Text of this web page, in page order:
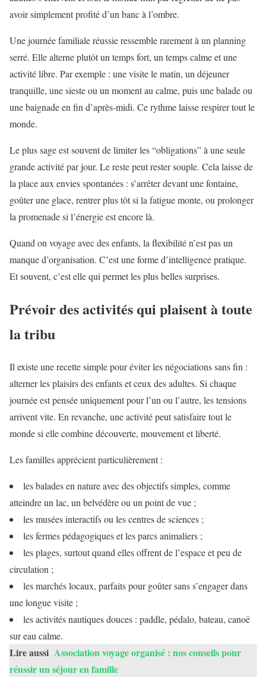
avoir simplement profité d’un banc à l’ombre.
Une journée familiale réussie ressemble rarement à un planning
serré. Elle alterne plutôt un temps fort, un temps calme et une
activité libre. Par exemple : une visite le matin, un déjeuner
tranquille, une sieste ou un moment au calme, puis une balade ou
une baignade en fin d’après-midi. Ce rythme laisse respirer tout le
monde.
Le plus sage est souvent de limiter les “obligations” à une seule
grande activité par jour. Le reste peut rester souple. Cela laisse de
la place aux envies spontanées : s’arrêter devant une fontaine,
goûter une glace, rentrer plus tôt si la fatigue monte, ou prolonger
la promenade si l’énergie est encore là.
Quand on voyage avec des enfants, la flexibilité n’est pas un
manque d’organisation. C’est une forme d’intelligence pratique.
Et souvent, c’est elle qui permet les plus belles surprises.
Prévoir des activités qui plaisent à toute
la tribu
Il existe une recette simple pour éviter les négociations sans fin :
alterner les plaisirs des enfants et ceux des adultes. Si chaque
journée est pensée uniquement pour l’un ou l’autre, les tensions
arrivent vite. En revanche, une activité peut satisfaire tout le
monde si elle combine découverte, mouvement et liberté.
Les familles apprécient particulièrement :
les balades en nature avec des objectifs simples, comme
atteindre un lac, un belvédère ou un point de vue ;
les musées interactifs ou les centres de sciences ;
les fermes pédagogiques et les parcs animaliers ;
les plages, surtout quand elles offrent de l’espace et peu de
circulation ;
les marchés locaux, parfaits pour goûter sans s’engager dans
une longue visite ;
les activités nautiques douces : paddle, pédalo, bateau, canoë
sur eau calme.
Lire aussi Association voyage organisé : nos conseils pour
réussir un séjour en famille